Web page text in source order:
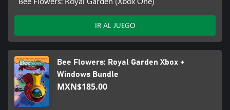
IR AL JUEGO
Bee Flowers: Royal Garden Xbox +
Windows Bundle
MXN$185.00